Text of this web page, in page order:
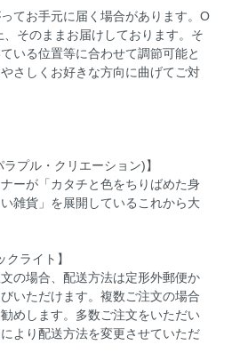
てお手元に届く場合があります。O
そのままお届けしております。そ
いる位置等に合わせて調節可能と
さしくお好きな方向に曲げてご対
ラプル・クリエーション)】
ーが「カタチと色をちりばめた身
雑貨」を展開しているこれから大
クライト】
の場合、配送方法は定形外郵便か
いただけます。複数ご注文の場合
めします。多数ご注文をいただい
より配送方法を変更させていただ